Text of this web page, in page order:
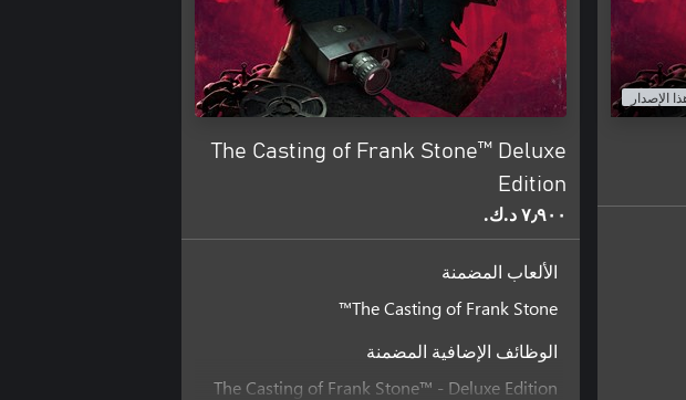
الإصدار
The Casting of Frank Stone™ Deluxe
Edition
٧٫٩٠٠ د.ك.‏
الألعاب المضمنة
The Casting of Frank Stone™
الوظائف الإضافية المضمنة
The Casting of Frank Stone™ - Deluxe Edition